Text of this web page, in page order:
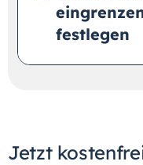
festlegen
Jetzt